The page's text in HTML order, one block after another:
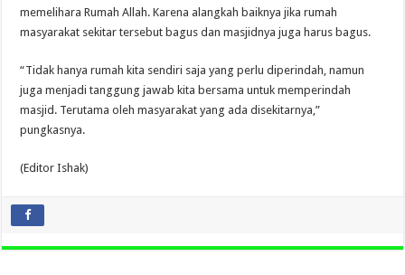
memelihara Rumah Allah. Karena alangkah baiknya jika rumah
masyarakat sekitar tersebut bagus dan masjidnya juga harus bagus.
“Tidak hanya rumah kita sendiri saja yang perlu diperindah, namun
juga menjadi tanggung jawab kita bersama untuk memperindah
masjid. Terutama oleh masyarakat yang ada disekitarnya,”
pungkasnya.
(Editor Ishak)